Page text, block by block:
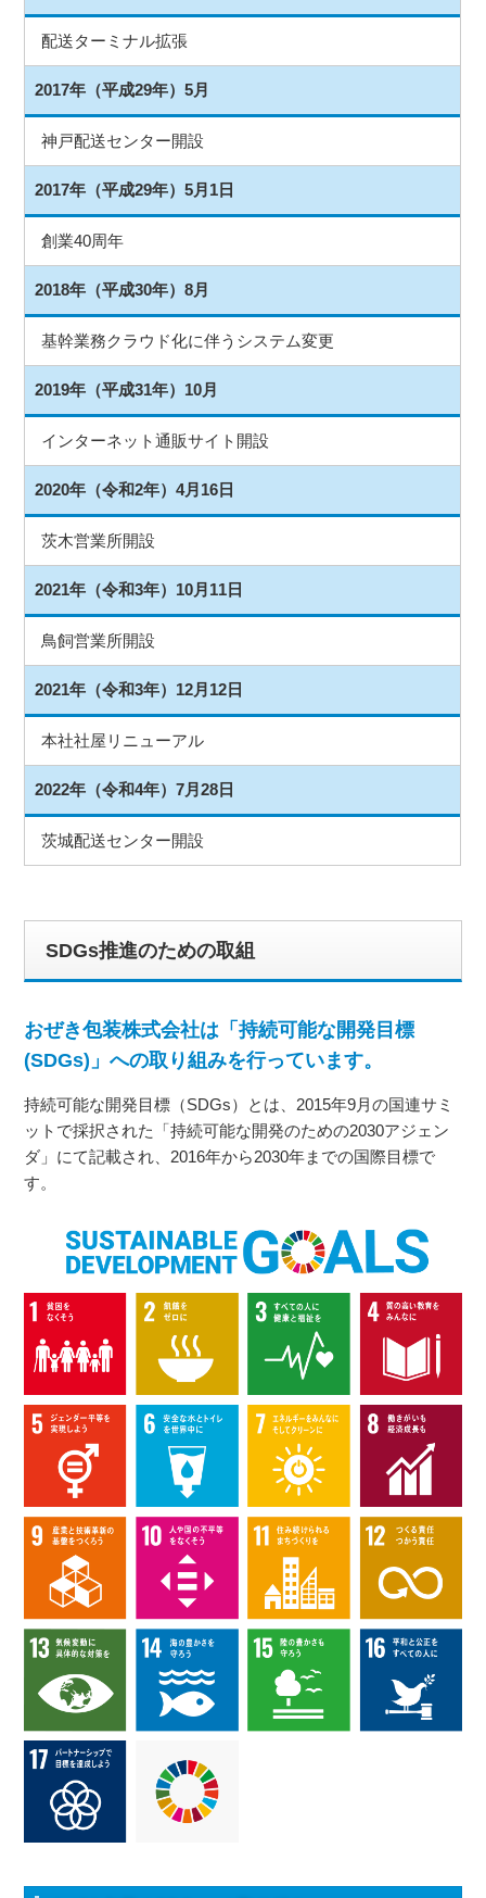
配送ターミナル拡張
2017年（平成29年）5月
神戸配送センター開設
2017年（平成29年）5月1日
創業40周年
2018年（平成30年）8月
基幹業務クラウド化に伴うシステム変更
2019年（平成31年）10月
インターネット通販サイト開設
2020年（令和2年）4月16日
茨木営業所開設
2021年（令和3年）10月11日
鳥飼営業所開設
2021年（令和3年）12月12日
本社社屋リニューアル
2022年（令和4年）7月28日
茨城配送センター開設
SDGs推進のための取組
おぜき包装株式会社は「持続可能な開発目標
(SDGs)」への取り組みを行っています。
持続可能な開発目標（SDGs）とは、2015年9月の国連サミ
ットで採択された「持続可能な開発のための2030アジェン
ダ」にて記載され、2016年から2030年までの国際目標で
す。